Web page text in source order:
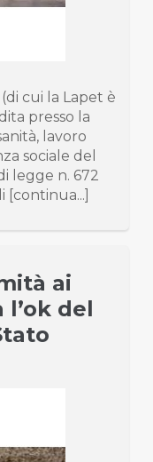
cui la Lapet è
presso la
lavoro
sociale del
legge n. 672
[continua...]
ai
del